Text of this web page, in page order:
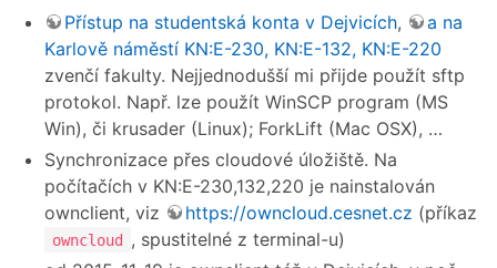
Přístup na studentská konta v Dejvicích,
a na
Karlově náměstí KN:E-230, KN:E-132, KN:E-220
zvenčí fakulty. Nejjednodušší mi přijde použít sftp
protokol. Např. lze použít WinSCP program (MS
Win), či krusader (Linux); ForkLift (Mac OSX), …
Synchronizace přes cloudové úložiště. Na
počítačích v KN:E-230,132,220 je nainstalován
ownclient, viz
https://owncloud.cesnet.cz (příkaz
owncloud
, spustitelné z terminal-u)